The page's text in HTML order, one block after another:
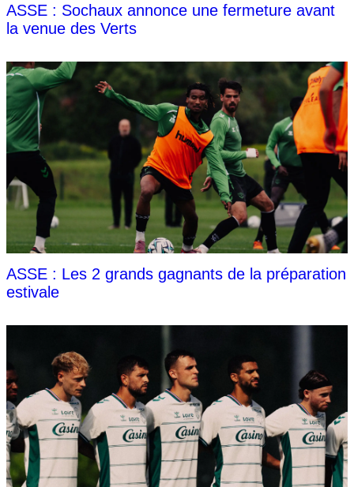
ASSE : Sochaux annonce une fermeture avant
la venue des Verts
ASSE : Les 2 grands gagnants de la préparation
estivale